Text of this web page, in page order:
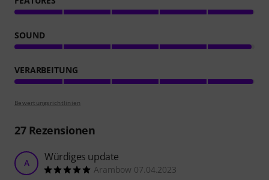
SOUND
VERARBEITUNG
Bewertungsrichtlinien
27Rezensionen
A Würdiges update
Arambow 07.04.2023